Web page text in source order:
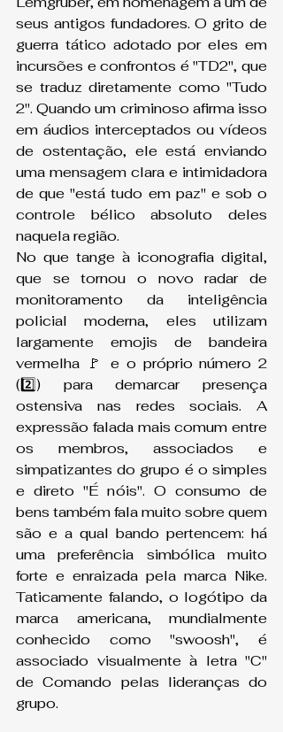
seus antigos fundadores. O grito de
guerra tático adotado por eles em
incursões e confrontos é "TD2", que
se traduz diretamente como "Tudo
2". Quando um criminoso afirma isso
em áudios interceptados ou vídeos
de ostentação, ele está enviando
uma mensagem clara e intimidadora
de que "está tudo em paz" e sob o
controle bélico absoluto deles
naquela região.
No que tange à iconografia digital,
que se tornou o novo radar de
monitoramento da inteligência
policial moderna, eles utilizam
largamente emojis de bandeira
vermelha 🚩 e o próprio número 2
(2️⃣) para demarcar presença
ostensiva nas redes sociais. A
expressão falada mais comum entre
os membros, associados e
simpatizantes do grupo é o simples
e direto "É nóis". O consumo de
bens também fala muito sobre quem
são e a qual bando pertencem: há
uma preferência simbólica muito
forte e enraizada pela marca Nike.
Taticamente falando, o logótipo da
marca americana, mundialmente
conhecido como "swoosh", é
associado visualmente à letra "C"
de Comando pelas lideranças do
grupo.